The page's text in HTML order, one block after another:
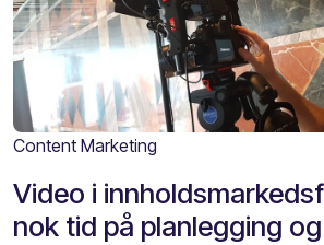
Content Marketing
Video i
nok tid på planlegging